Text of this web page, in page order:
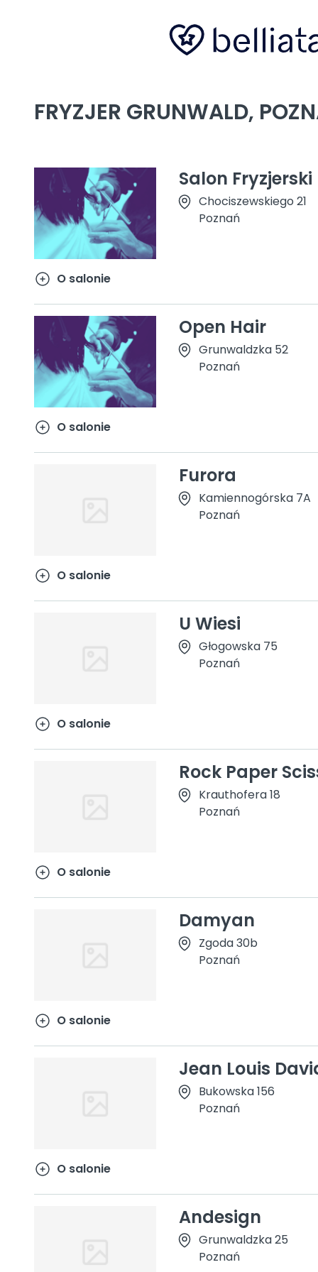
FRYZJER GRUNWALD,
Salon Fryzjerski
Chociszewskiego 21
Poznań
O salonie
Open Hair
Grunwaldzka 52
Poznań
O salonie
Furora
Kamiennogórska 7A
Poznań
O salonie
U Wiesi
Głogowska 75
Poznań
O salonie
Rock Paper
Krauthofera 18
Poznań
O salonie
Damyan
Zgoda 30b
Poznań
O salonie
Jean Louis
Bukowska 156
Poznań
O salonie
Andesign
Grunwaldzka 25
Poznań